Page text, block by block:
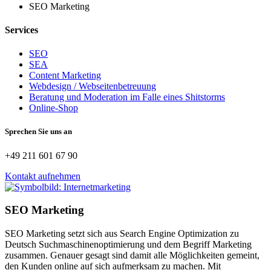
SEO Marketing
Services
SEO
SEA
Content Marketing
Webdesign / Webseitenbetreuung
Beratung und Moderation im Falle eines Shitstorms
Online-Shop
Sprechen Sie uns an
+49 211 601 67 90
Kontakt aufnehmen
SEO Marketing
SEO Marketing setzt sich aus Search Engine Optimization zu
Deutsch Suchmaschinenoptimierung und dem Begriff Marketing
zusammen. Genauer gesagt sind damit alle Möglichkeiten gemeint,
den Kunden online auf sich aufmerksam zu machen. Mit